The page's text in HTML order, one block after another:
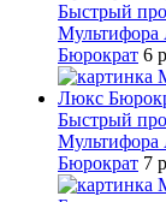
Быстрый
Мультифора
Бюрократ 6
Быстрый
Мультифора
Бюрократ 7